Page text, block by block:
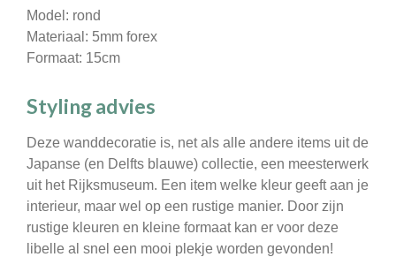
Model: rond
Materiaal: 5mm forex
Formaat: 15cm
Styling advies
Deze wanddecoratie is, net als alle andere items uit de
Japanse (en Delfts blauwe) collectie, een meesterwerk
uit het Rijksmuseum. Een item welke kleur geeft aan je
interieur, maar wel op een rustige manier. Door zijn
rustige kleuren en kleine formaat kan er voor deze
libelle al snel een mooi plekje worden gevonden!